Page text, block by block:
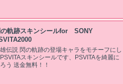
の軌跡スキンシールfor SONY
伝説 閃の軌跡の登場キャラをモチーフにし
スキンシールです、PSVITAを綺麗に
う 送金無料！！